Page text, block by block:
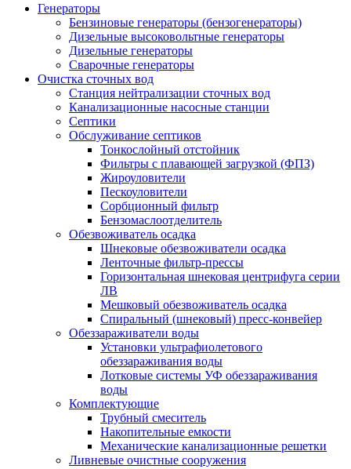
Генераторы
Бензиновые генераторы (бензогенераторы)
Дизельные высоковольтные генераторы
Дизельные генераторы
Сварочные генераторы
Очистка сточных вод
Станция нейтрализации сточных вод
Канализационные насосные станции
Септики
Обслуживание септиков
Тонкослойный отстойник
Фильтры с плавающей загрузкой (ФПЗ)
Жироуловители
Пескоуловители
Сорбционный фильтр
Бензомаслоотделитель
Обезвоживатель осадка
Шнековые обезвоживатели осадка
Ленточные фильтр-прессы
Горизонтальная шнековая центрифуга серии
ЛВ
Мешковый обезвоживатель осадка
Спиральный (шнековый) пресс-конвейер
Обеззараживатели воды
Установки ультрафиолетового
обеззараживания воды
Лотковые системы УФ обеззараживания
воды
Комплектующие
Трубный смеситель
Накопительные емкости
Механические канализационные решетки
Ливневые очистные сооружения